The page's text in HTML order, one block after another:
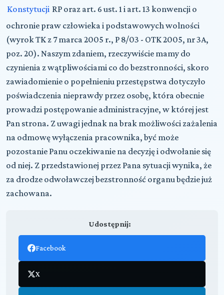
Konstytucji RP oraz art. 6 ust. 1 i art. 13 konwencji o
ochronie praw człowieka i podstawowych wolności
(wyrok TK z 7 marca 2005 r., P 8/03 - OTK 2005, nr 3A,
poz. 20). Naszym zdaniem, rzeczywiście mamy do
czynienia z wątpliwościami co do bezstronności, skoro
zawiadomienie o popełnieniu przestępstwa dotyczyło
poświadczenia nieprawdy przez osobę, która obecnie
prowadzi postępowanie administracyjne, w której jest
Pan strona. Z uwagi jednak na brak możliwości zażalenia
na odmowę wyłączenia pracownika, być może
pozostanie Panu oczekiwanie na decyzję i odwołanie się
od niej. Z przedstawionej przez Pana sytuacji wynika, że
za drodze odwoławczej bezstronność organu będzie już
zachowana.
Udostępnij:
Facebook
X